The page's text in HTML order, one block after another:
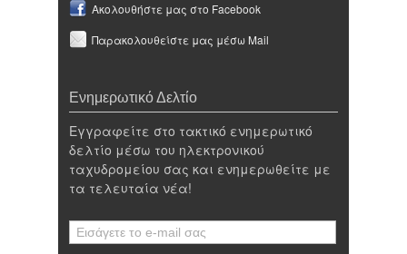
Ακολουθήστε μας στο Facebook
Παρακολουθείστε μας μέσω Mail
Ενημερωτικό Δελτίο
Εγγραφείτε στο τακτικό ενημερωτικό
δελτίο μέσω του ηλεκτρονικού
ταχυδρομείου σας και ενημερωθείτε με
τα τελευταία νέα!